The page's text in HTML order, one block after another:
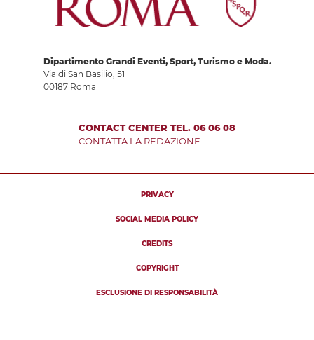
Dipartimento Grandi Eventi, Sport, Turismo e Moda.
Via di San Basilio, 51
00187 Roma
CONTACT CENTER TEL. 06 06 08
CONTATTA LA REDAZIONE
PRIVACY
SOCIAL MEDIA POLICY
CREDITS
COPYRIGHT
ESCLUSIONE DI RESPONSABILITÀ